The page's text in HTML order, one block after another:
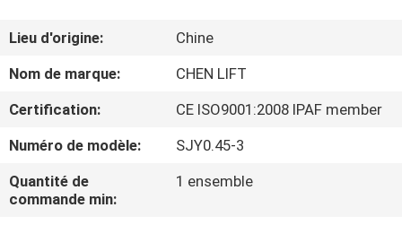
À
PROPOS
DE
VISITE
Lieu d'origine:
Chine
Nom de marque:
CHEN LIFT
Certification:
CE ISO9001:2008 IPAF member
Numéro de modèle:
SJY0.45-3
Quantité de
commande min:
1 ensemble